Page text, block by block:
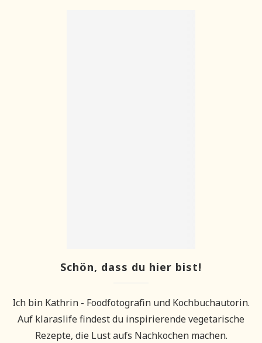
Schön, dass du hier bist!
Ich bin Kathrin - Foodfotografin und Kochbuchautorin.
Auf klaraslife findest du inspirierende vegetarische
Rezepte, die Lust aufs Nachkochen machen.